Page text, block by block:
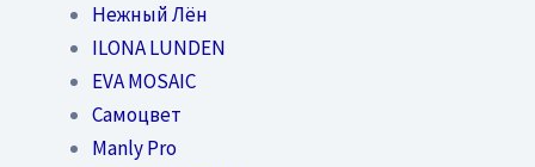
Нежный Лён
ILONA LUNDEN
EVA MOSAIC
Самоцвет
Manly Pro